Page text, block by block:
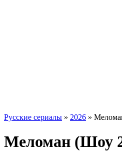
Русские сериалы » 2026 »
Меломан (Шоу